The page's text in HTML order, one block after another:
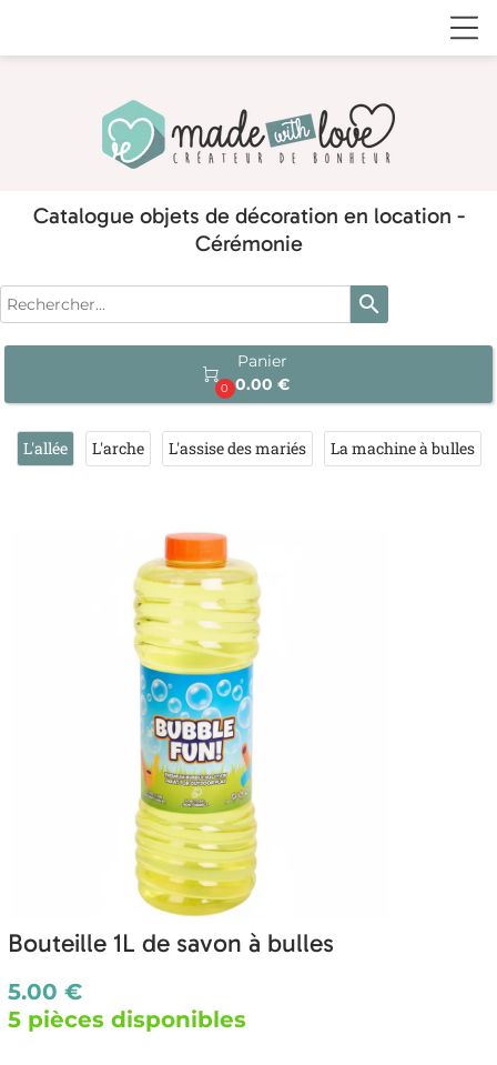
Catalogue objets de décoration en location -
Cérémonie
search

0
Panier
0.00 €
L'allée L'arche L'assise des mariés La machine à bulles
Bouteille 1L de savon à bulles
5.00 €
5 pièces disponibles